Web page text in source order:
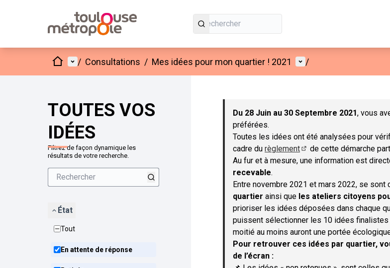
AccueilMenu principal
/ Consultations / Mes idées pour mon quartier ! 2021 Menu utilisateur
/
TOUTES VOS
IDÉES
Filtrez de façon dynamique les
résultats de votre recherche.
État
Tout
En attente de réponse
Passer la carte
Du 28 Juin au 30 Septembre 2021, vous
préférées.
Toutes les idées ont été analysées pour
cadre du règlement
(S'ouvre dans un nouvel
de cette démarche
Au fur et à mesure, une information est
recevable.
Entre novembre 2021 et mars 2022, se sont
quartier ainsi que les ateliers citoyens
prioriser les idées déposées dans chaque
puissent sélectionner les 10 idées
moitié au moins auront une portée
Pour retrouver ces idées par quartier,
de l’écran :